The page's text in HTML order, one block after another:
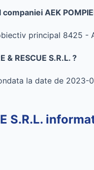
AEK
obiectiv principal
& RESCUE S.R.L. ?
la date de 2023-
S.R.L.